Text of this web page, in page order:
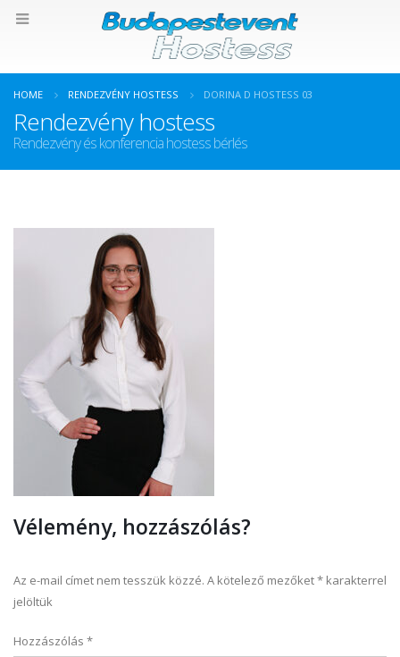
HOME RENDEZVÉNY HOSTESS DORINA D HOSTESS 03
Rendezvény hostess
Rendezvény és konferencia hostess bérlés
Vélemény, hozzászólás?
Az e-mail címet nem tesszük közzé. A kötelező mezőket* karakterrel
jelöltük
Hozzászólás *